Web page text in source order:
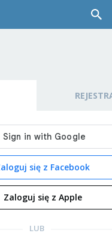
się z Facebook
Zaloguj się z Apple
LUB